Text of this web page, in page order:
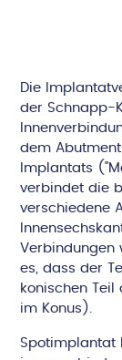
Die
der Schnapp-
dem
Implantats
verbindet die
verschiedene
Verbindungen
es, dass der
konischen
im Konus).
Spotimplantat